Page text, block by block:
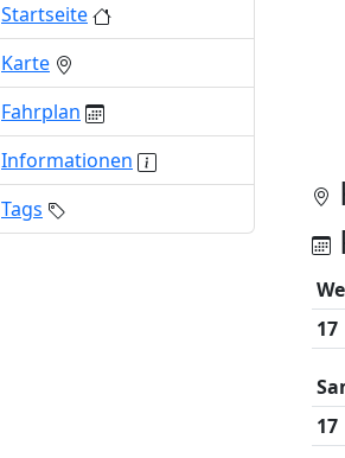
17
17
Startseite
Karte
Fahrplan
Informationen
Tags